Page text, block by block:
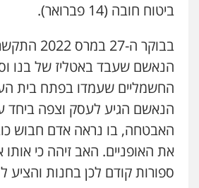
ביטוח חובה (14 פברואר).
בבוקר ה-27
הנאשם שעבד באטליז של בנו
החשמליים שעמדו בפתח בית
הנאשם הגיע לעסק וצפה ביחד
האבטחה, בו נראה אדם חבוש
את האופניים. האב זיהה כי
ספורות קודם לכן בחנות והציע